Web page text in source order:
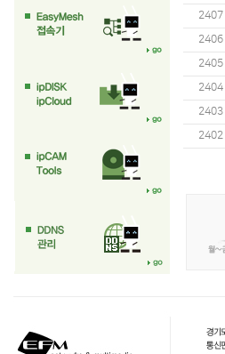
2407
2406
2405
2404
2403
2402